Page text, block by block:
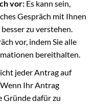
vor:Es kann sein,
Gespräch mit Ihnen
zu verstehen.
vor, indem Sie alle
bereithalten.
jeder Antrag auf
Ihr Antrag
Gründe dafür zu